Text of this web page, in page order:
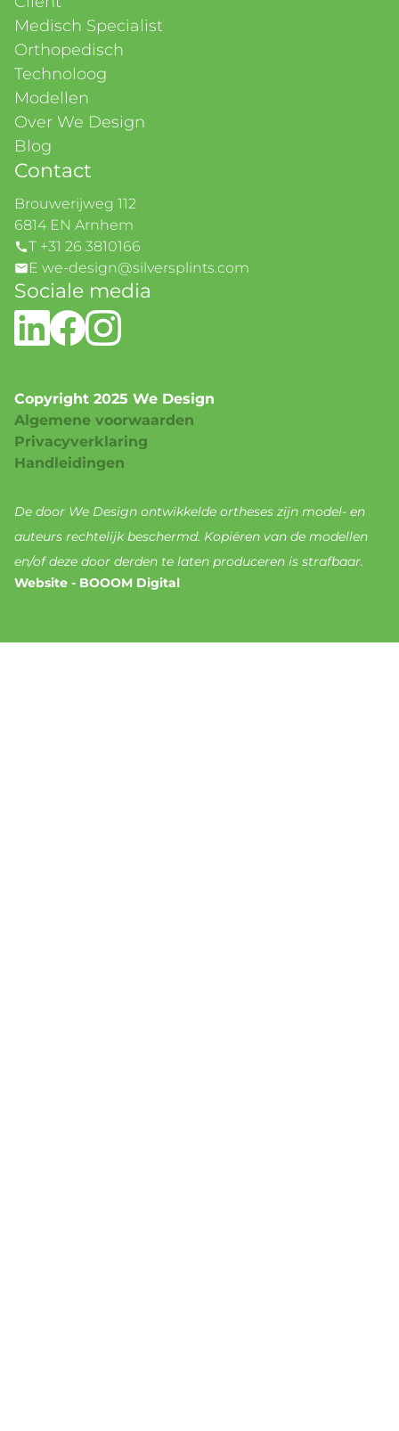
Medisch Specialist
Orthopedisch
Technoloog
Modellen
Over We Design
Blog
Contact
Brouwerijweg 112
6814 EN Arnhem
T +31 26 3810166
E we-design@silversplints.com
Sociale media
Copyright 2025 We Design
Algemene voorwaarden
Privacyverklaring
Handleidingen
De door We Design ontwikkelde ortheses zijn model- en
auteurs rechtelijk beschermd. Kopiëren van de modellen
en/of deze door derden te laten produceren is strafbaar.
Website - BOOOM Digital